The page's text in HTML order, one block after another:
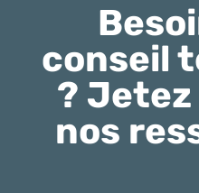
conseil
? Jetez
nos